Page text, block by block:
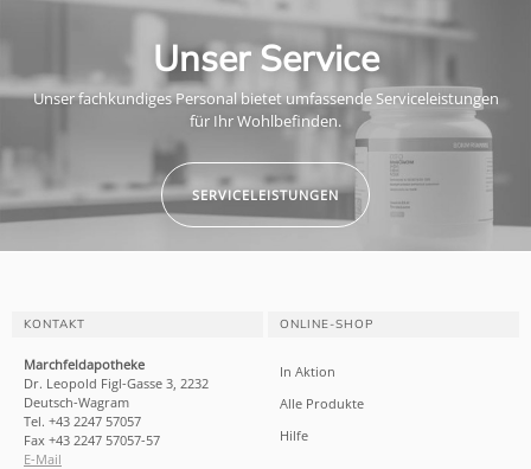
Unser Service
Unser fachkundiges Personal bietet umfassende Serviceleistungen
für Ihr Wohlbefinden.
SERVICELEISTUNGEN
KONTAKT
Marchfeldapotheke
Dr. Leopold Figl-Gasse 3, 2232
Deutsch-Wagram
Tel. +43 2247 57057
Fax +43 2247 57057-57
E-Mail
ONLINE-SHOP
In Aktion
Alle Produkte
Hilfe